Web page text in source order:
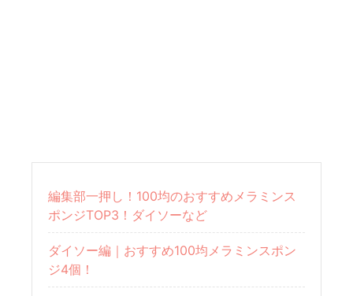
編集部一押し！100均のおすすめメラミンス
ポンジTOP3！ダイソーなど
ダイソー編｜おすすめ100均メラミンスポン
ジ4個！